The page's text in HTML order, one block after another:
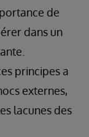
de
dans un
principes a
externes,
lacunes des